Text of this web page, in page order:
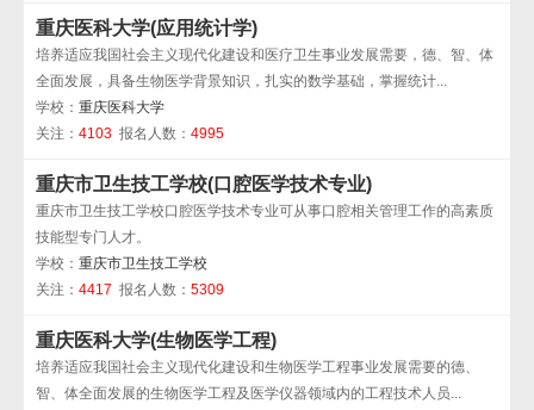
重庆医科大学(应用统计学)
培养适应我国社会主义现代化建设和医疗卫生事业发展需要，德、智、体
全面发展，具备生物医学背景知识，扎实的数学基础，掌握统计...
学校： 重庆医科大学
关注： 4103 报名人数： 4995
重庆市卫生技工学校(口腔医学技术专业)
重庆市卫生技工学校口腔医学技术专业可从事口腔相关管理工作的高素质
技能型专门人才。
学校： 重庆市卫生技工学校
关注： 4417 报名人数： 5309
重庆医科大学(生物医学工程)
培养适应我国社会主义现代化建设和生物医学工程事业发展需要的德、
智、体全面发展的生物医学工程及医学仪器领域内的工程技术人员...